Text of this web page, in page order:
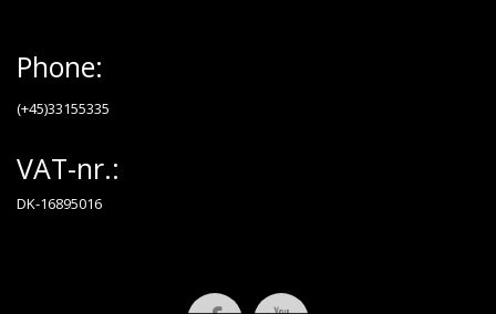
Phone:
(+45)33155335
VAT-nr.:
DK-16895016